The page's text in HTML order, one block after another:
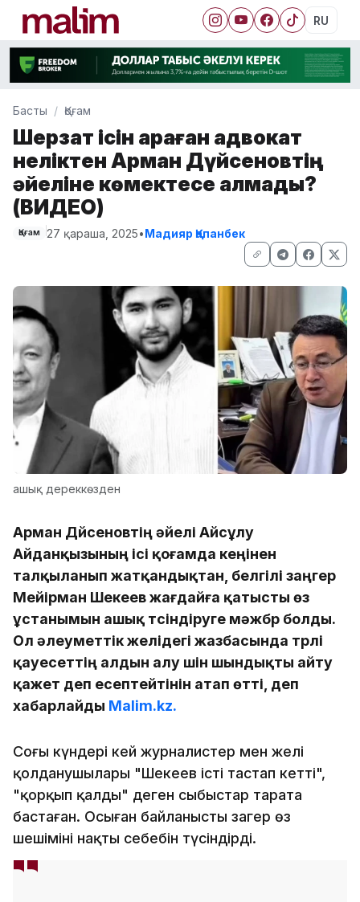
RU
Басты Қоғам
Шерзат ісін қараған адвокат
неліктен Арман Дүйсеновтің
әйеліне көмектесе алмады?
(ВИДЕО)
Қоғам 27 қараша, 2025•Мадияр Қапанбек
ашық дереккөзден
Арман Дүйсеновтің әйелі Айсұлу
Айданқызының ісі қоғамда кеңінен
талқыланып жатқандықтан, белгілі заңгер
Мейірман Шекеев жағдайға қатысты өз
ұстанымын ашық түсіндіруге мәжбүр болды.
Ол әлеуметтік желідегі жазбасында түрлі
қауесеттің алдын алу үшін шындықты айту
қажет деп есептейтінін атап өтті, деп
хабарлайды Malim.kz.
Соңғы күндері кей журналистер мен желі
қолданушылары "Шекеев істі тастап кетті",
"қорқып қалды" деген сыбыстар тарата
бастаған. Осыған байланысты заңгер өз
шешімінің нақты себебін түсіндірді.